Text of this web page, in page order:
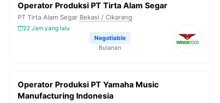
o
o
e
r
a
A
p
n
k
Operator Produksi PT Tirta Alam Segar
PT Tirta Alam Segar Bekasi / Cikarang
22 Jam yang lalu
Negotiable
Bulanan
Operator Produksi PT Yamaha Music
Manufacturing Indonesia